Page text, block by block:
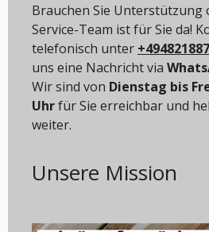
Brauchen Sie Unterstützung
Service-Team ist für Sie da!
telefonisch unter
uns eine Nachricht via
Wir sind von Dienstag bis
Uhrfür Sie erreichbar und
weiter.
Unsere Mission